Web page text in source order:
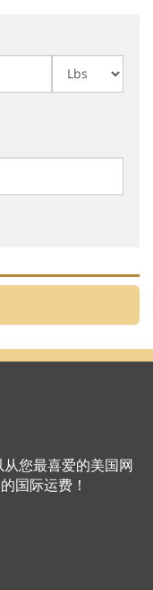
您最喜爱的美国网
国际运费！